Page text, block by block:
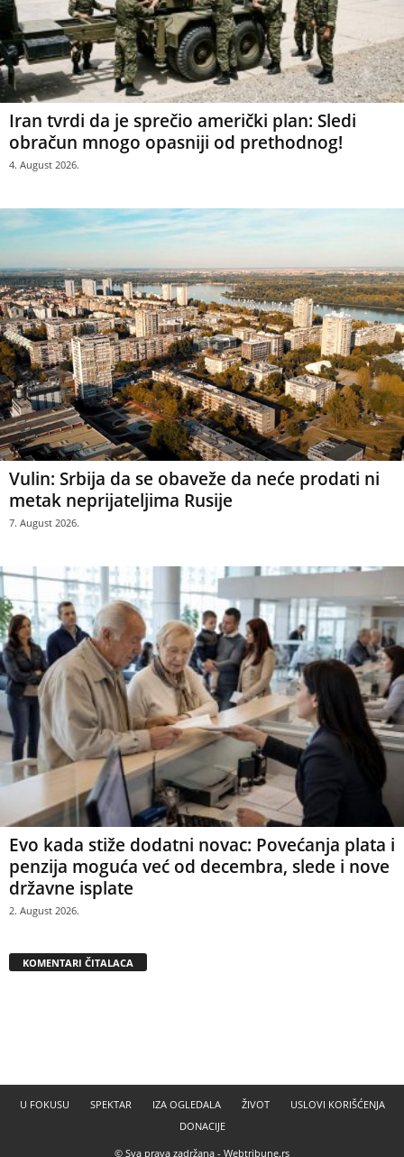
Iran tvrdi da je sprečio američki plan: Sledi
obračun mnogo opasniji od prethodnog!
4. August 2026.
Vulin: Srbija da se obaveže da neće prodati ni
metak neprijateljima Rusije
7. August 2026.
Evo kada stiže dodatni novac: Povećanja plata i
penzija moguća već od decembra, slede i nove
državne isplate
2. August 2026.
KOMENTARI ČITALACA
U FOKUSU SPEKTAR IZA OGLEDALA ŽIVOT
USLOVI KORIŠĆENJA
DONACIJE
© Sva prava zadržana - Webtribune.rs